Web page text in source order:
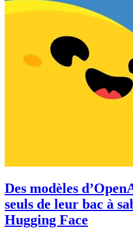
Des modèles
seuls de leur bac à
Hugging Face